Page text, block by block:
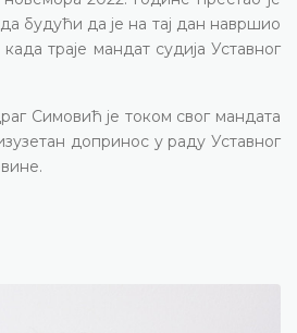
будући да је на тај дан навршио
траје мандат судија Уставног
Симовић је током свог мандата
допринос у раду Уставног